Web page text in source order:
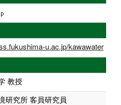
u.ac.jp/kawawater
教授
研究所 客員研究員